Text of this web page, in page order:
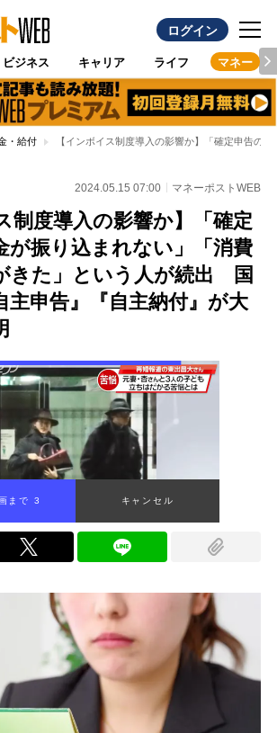
ログイン
ビジネス キャリア ライフ マネー
・給付 【インボイス制度導入の影響か】「確定申告の
2024.05.15 07:00 マネーポストWEB
制度導入の影響か】「確定
が振り込まれない」「消費
きた」という人が続出 国
主申告』『自主納付』が大
まで 2 キャンセル